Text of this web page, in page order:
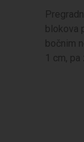
blokova
bočnim
1 cm,